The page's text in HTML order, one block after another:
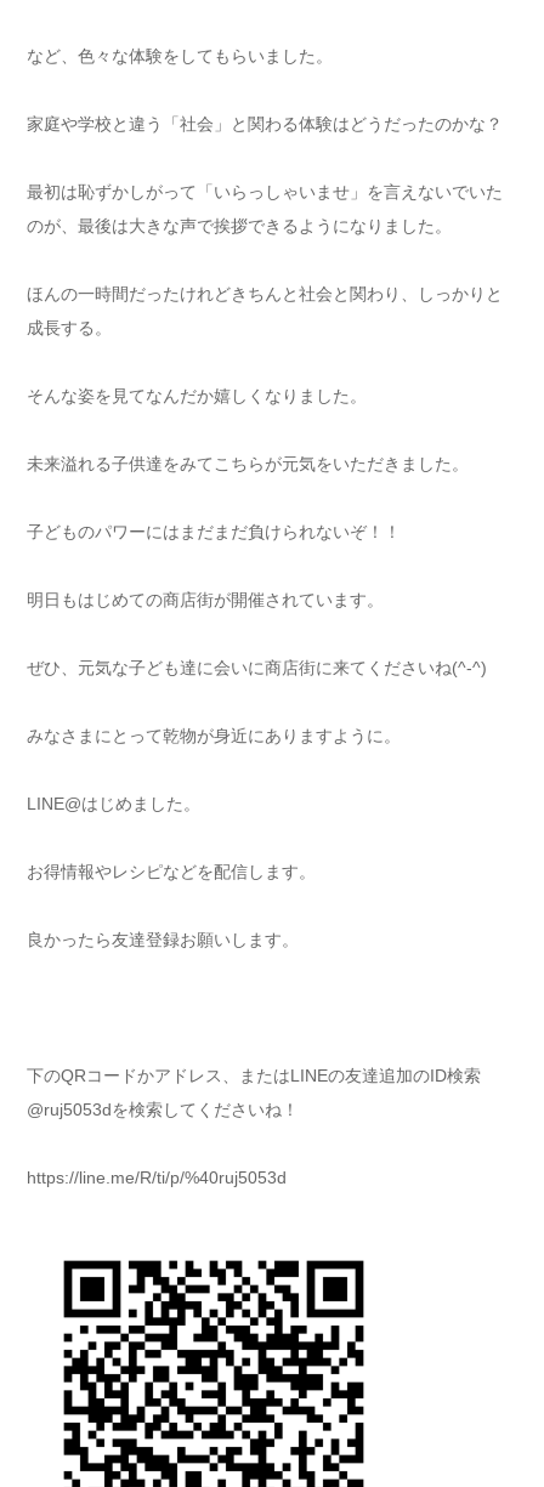
など、色々な体験をしてもらいました。
家庭や学校と違う「社会」と関わる体験はどうだったのかな？
最初は恥ずかしがって「いらっしゃいませ」を言えないでいた
のが、最後は大きな声で挨拶できるようになりました。
ほんの一時間だったけれどきちんと社会と関わり、しっかりと
成長する。
そんな姿を見てなんだか嬉しくなりました。
未来溢れる子供達をみてこちらが元気をいただきました。
子どものパワーにはまだまだ負けられないぞ！！
明日もはじめての商店街が開催されています。
ぜひ、元気な子ども達に会いに商店街に来てくださいね(^-^)
みなさまにとって乾物が身近にありますように。
LINE@はじめました。
お得情報やレシピなどを配信します。
良かったら友達登録お願いします。
下のQRコードかアドレス、またはLINEの友達追加のID検索
@ruj5053dを検索してくださいね！
https://line.me/R/ti/p/%40ruj5053d